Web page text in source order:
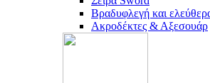
Βραδυφλεγή και
Ακροδέκτες & Αξεσουάρ